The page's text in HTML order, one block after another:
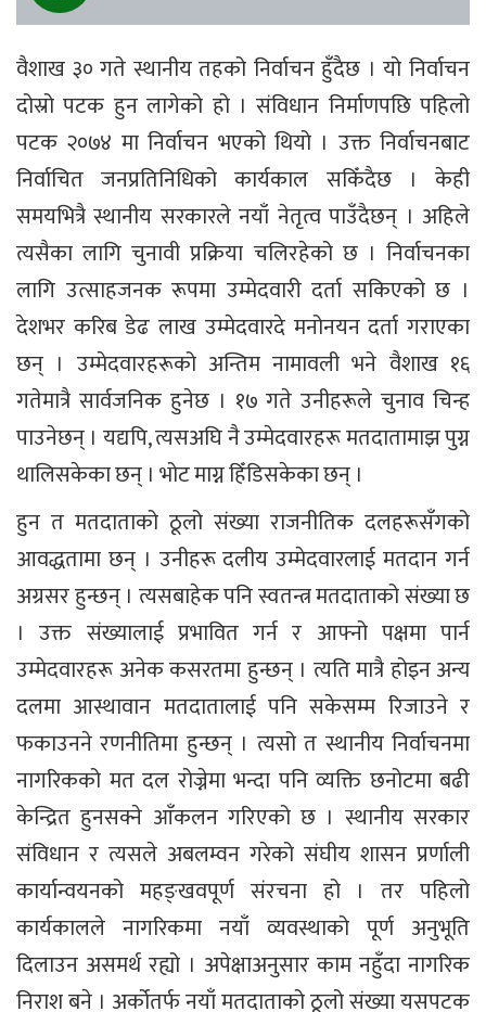
वैशाख ३० गते स्थानीय तहको निर्वाचन हुँदैछ । यो निर्वाचन
दोस्रो पटक हुन लागेको हो । संविधान निर्माणपछि पहिलो
पटक २०७४ मा निर्वाचन भएको थियो । उक्त निर्वाचनबाट
निर्वाचित जनप्रतिनिधिको कार्यकाल सकिँदैछ । केही
समयभित्रै स्थानीय सरकारले नयाँ नेतृत्व पाउँदैछन् । अहिले
त्यसैका लागि चुनावी प्रक्रिया चलिरहेको छ । निर्वाचनका
लागि उत्साहजनक रूपमा उम्मेदवारी दर्ता सकिएको छ ।
देशभर करिब डेढ लाख उम्मेदवारदे मनोनयन दर्ता गराएका
छन् । उम्मेदवारहरूको अन्तिम नामावली भने वैशाख १६
गतेमात्रै सार्वजनिक हुनेछ । १७ गते उनीहरूले चुनाव चिन्ह
पाउनेछन् । यद्यपि, त्यसअघि नै उम्मेदवारहरू मतदातामाझ पुग्न
थालिसकेका छन् । भोट माग्न हिँडिसकेका छन् ।
हुन त मतदाताको ठूलो संख्या राजनीतिक दलहरूसँगको
आवद्धतामा छन् । उनीहरू दलीय उम्मेदवारलाई मतदान गर्न
अग्रसर हुन्छन् । त्यसबाहेक पनि स्वतन्त्र मतदाताको संख्या छ
। उक्त संख्यालाई प्रभावित गर्न र आफ्नो पक्षमा पार्न
उम्मेदवारहरू अनेक कसरतमा हुन्छन् । त्यति मात्रै होइन अन्य
दलमा आस्थावान मतदातालाई पनि सकेसम्म रिजाउने र
फकाउनने रणनीतिमा हुन्छन् । त्यसो त स्थानीय निर्वाचनमा
नागरिकको मत दल रोज्नेमा भन्दा पनि व्यक्ति छनोटमा बढी
केन्द्रित हुनसक्ने आँकलन गरिएको छ । स्थानीय सरकार
संविधान र त्यसले अबलम्वन गरेको संघीय शासन प्रर्णाली
कार्यान्वयनको महङ्खवपूर्ण संरचना हो । तर पहिलो
कार्यकालले नागरिकमा नयाँ व्यवस्थाको पूर्ण अनुभूति
दिलाउन असमर्थ रह्यो । अपेक्षाअनुसार काम नहुँदा नागरिक
निराश बने । अर्कोतर्फ नयाँ मतदाताको ठूलो संख्या यसपटक